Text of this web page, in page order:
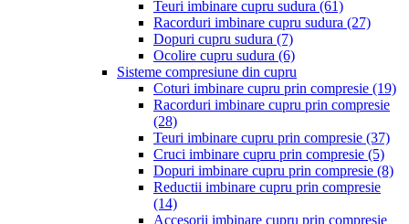
Teuri imbinare cupru sudura (61)
Racorduri imbinare cupru sudura (27)
Dopuri cupru sudura (7)
Ocolire cupru sudura (6)
Sisteme compresiune din cupru
Coturi imbinare cupru prin compresie (19)
Racorduri imbinare cupru prin compresie
(28)
Teuri imbinare cupru prin compresie (37)
Cruci imbinare cupru prin compresie (5)
Dopuri imbinare cupru prin compresie (8)
Reductii imbinare cupru prin compresie
(14)
Accesorii imbinare cupru prin compresie